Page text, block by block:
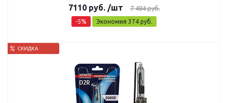
7110руб. /шт 7 484руб.
-5% Экономия 374 руб.